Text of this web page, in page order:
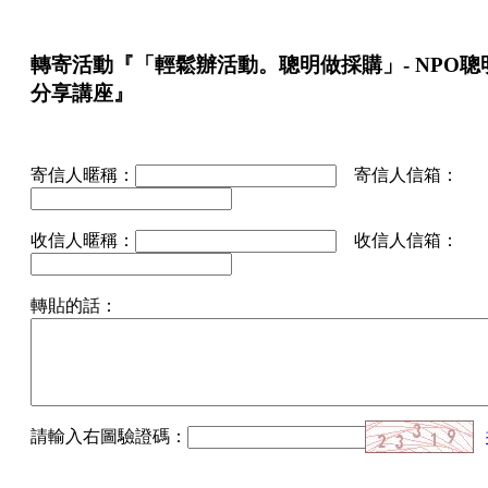
轉寄活動『「輕鬆辦活動。聰明做採購」- NPO聰
分享講座』
寄信人暱稱： 寄信人信箱：
收信人暱稱： 收信人信箱：
轉貼的話：
請輸入右圖驗證碼：